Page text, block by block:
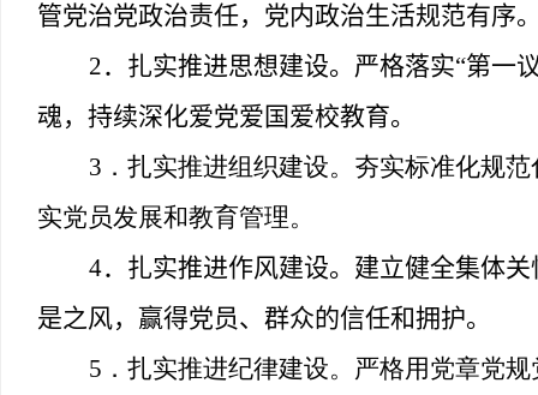
管党治党政治责任，党内政治生活规范有序
2．扎实推进思想建设。严格落实“第一
魂，持续深化爱党爱国爱校教育。
3 ．扎实推进组织建设。夯实标准化规
实党员发展和教育管理。
4．扎实推进作风建设。建立健全集体
是之风，赢得党员、群众的信任和拥护。
5 ．扎实推进纪律建设。严格用党章党